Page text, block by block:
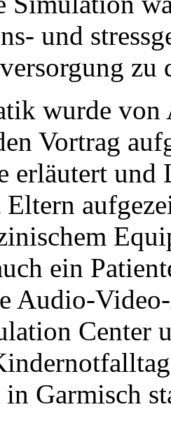
und
zu
wurde von
Vortrag
erläutert und
ein
Audio-
Center
Garmisch